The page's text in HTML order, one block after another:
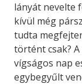
lányát nevelte
kívül még
tudta
történt csak?
vígságos nap
egybegyűlt